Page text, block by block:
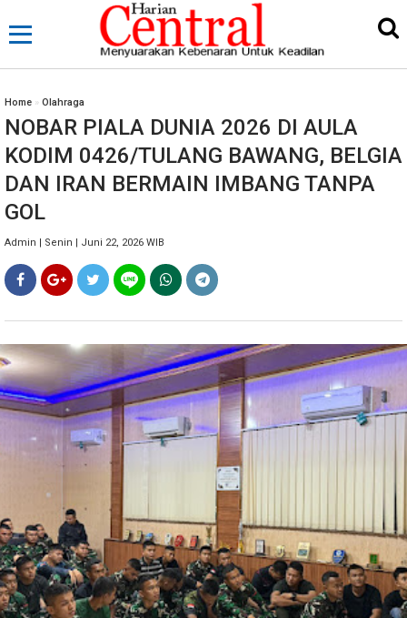
Home » Olahraga
NOBAR PIALA DUNIA 2026 DI AULA
KODIM 0426/TULANG BAWANG, BELGIA
DAN IRAN BERMAIN IMBANG TANPA
GOL
Admin | Senin | Juni 22, 2026 WIB